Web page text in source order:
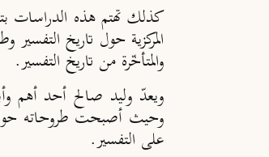
كذلك تهتم هذه الدراسات
المركزية حول تاريخ التفسير
والمتأخّرة من تاريخ التفسير.
ويعدّ وليد صالح أحد أهم
وحيث أصبحت طروحاته حول
على التفسير.